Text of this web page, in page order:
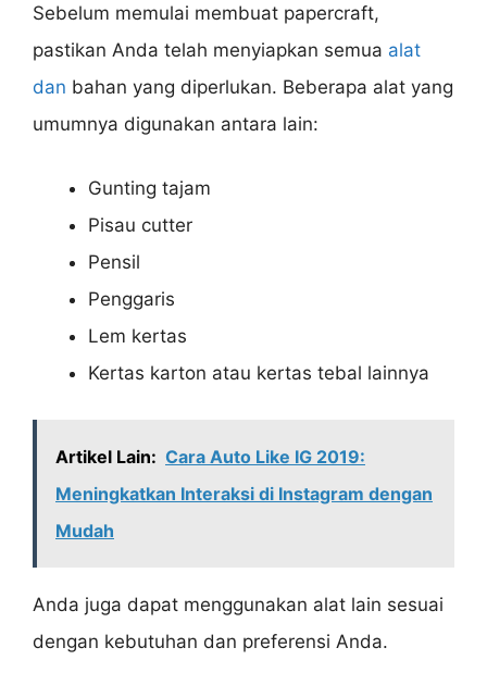
Sebelum memulai membuat papercraft,
pastikan Anda telah menyiapkan semua alat
dan bahan yang diperlukan. Beberapa alat yang
umumnya digunakan antara lain:
Gunting tajam
Pisau cutter
Pensil
Penggaris
Lem kertas
Kertas karton atau kertas tebal lainnya
Artikel Lain: Cara Auto Like IG 2019:
Meningkatkan Interaksi di Instagram dengan
Mudah
Anda juga dapat menggunakan alat lain sesuai
dengan kebutuhan dan preferensi Anda.